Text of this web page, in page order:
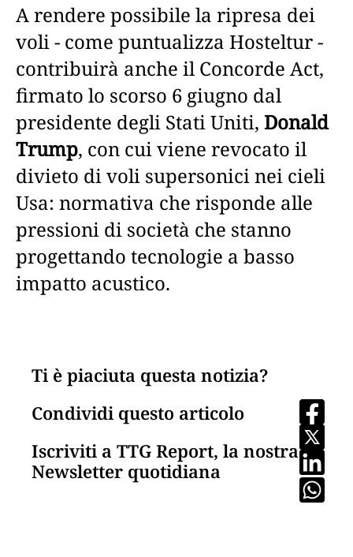
A rendere possibile la ripresa dei
voli - come puntualizza Hosteltur -
contribuirà anche il Concorde Act,
firmato lo scorso 6 giugno dal
presidente degli Stati Uniti, Donald
Trump, con cui viene revocato il
divieto di voli supersonici nei cieli
Usa: normativa che risponde alle
pressioni di società che stanno
progettando tecnologie a basso
impatto acustico.
Ti è piaciuta questa notizia?
Condividi questo articolo
Iscriviti a TTG Report, la nostra
Newsletter quotidiana